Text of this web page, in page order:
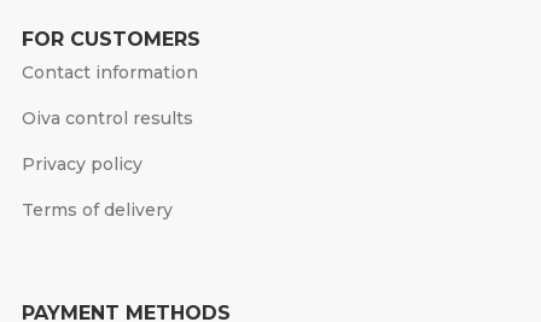
FOR CUSTOMERS
Contact information
Oiva control results
Privacy policy
Terms of delivery
PAYMENT METHODS